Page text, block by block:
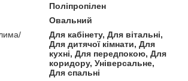
Поліпропілен
Овальний
Для кабінету, Для вітальні,
Для дитячої кімнати, Для
кухні, Для передпокою, Для
коридору, Універсальне,
Для спальні